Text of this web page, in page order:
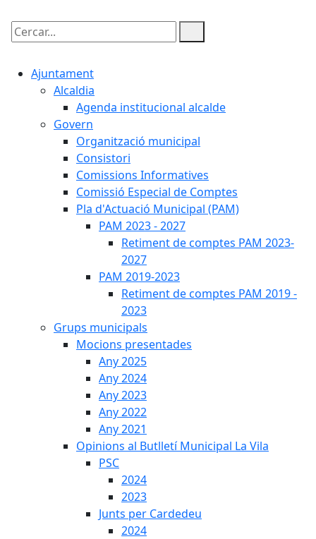
Cercar:
Ajuntament
Alcaldia
Agenda institucional alcalde
Govern
Organització municipal
Consistori
Comissions Informatives
Comissió Especial de Comptes
Pla d'Actuació Municipal (PAM)
PAM 2023 - 2027
Retiment de comptes PAM 2023-
2027
PAM 2019-2023
Retiment de comptes PAM 2019 -
2023
Grups municipals
Mocions presentades
Any 2025
Any 2024
Any 2023
Any 2022
Any 2021
Opinions al Butlletí Municipal La Vila
PSC
2024
2023
Junts per Cardedeu
2024